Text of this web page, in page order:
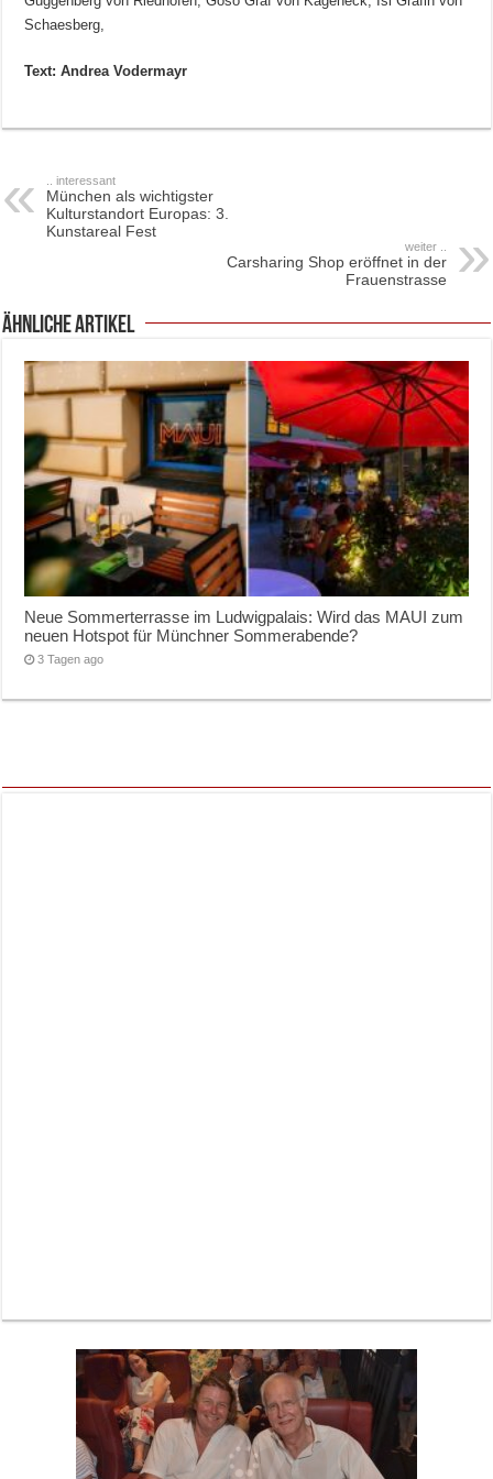
Schaesberg,
Text: Andrea Vodermayr
.. interessant
München als wichtigster
Kulturstandort Europas: 3.
Kunstareal Fest
weiter ..
Carsharing Shop eröffnet in der
Frauenstrasse
ähnliche Artikel
Neue Sommerterrasse im Ludwigpalais: Wird das MAUI zum
neuen Hotspot für Münchner Sommerabende?
3 Tagen ago